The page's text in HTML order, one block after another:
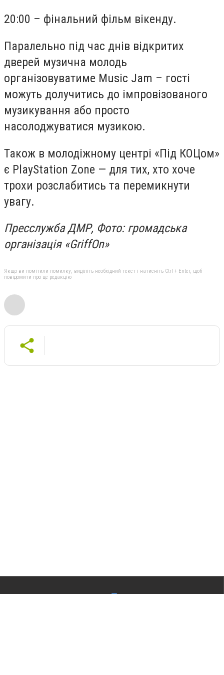
20:00 – фінальний фільм вікенду.
Паралельно під час днів відкритих
дверей музична молодь
організовуватиме Music Jam – гості
можуть долучитись до імпровізованого
музикування або просто
насолоджуватися музикою.
Також в молодіжному центрі «Під КОЦом»
є PlayStation Zone — для тих, хто хоче
трохи розслабитись та перемикнути
увагу.
Пресслужба ДМР, Фото: громадська
організація «GriffOn»
Якщо ви помітили помилку, виділіть необхідний текст і натисніть Ctrl + Enter, щоб
повідомити про це редакцію